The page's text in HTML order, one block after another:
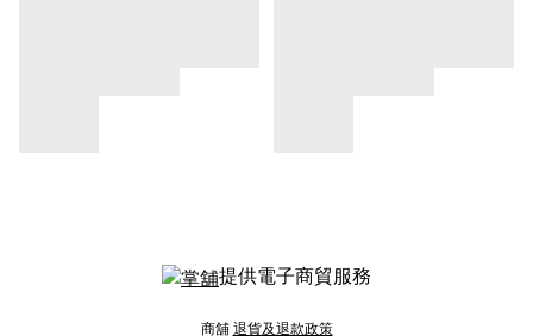
提供電子商貿服務
商舖 退貨及退款政策